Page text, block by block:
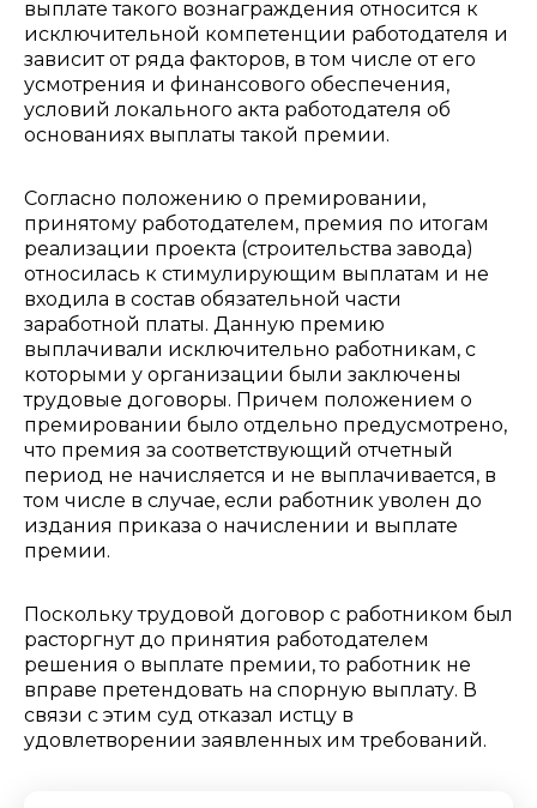
выплате такого вознаграждения относится к
исключительной компетенции работодателя и
зависит от ряда факторов, в том числе от его
усмотрения и финансового обеспечения,
условий локального акта работодателя об
основаниях выплаты такой премии.
Согласно положению о премировании,
принятому работодателем, премия по итогам
реализации проекта (строительства завода)
относилась к стимулирующим выплатам и не
входила в состав обязательной части
заработной платы. Данную премию
выплачивали исключительно работникам, с
которыми у организации были заключены
трудовые договоры. Причем положением о
премировании было отдельно предусмотрено,
что премия за соответствующий отчетный
период не начисляется и не выплачивается, в
том числе в случае, если работник уволен до
издания приказа о начислении и выплате
премии.
Поскольку трудовой договор с работником был
расторгнут до принятия работодателем
решения о выплате премии, то работник не
вправе претендовать на спорную выплату. В
связи с этим суд отказал истцу в
удовлетворении заявленных им требований.